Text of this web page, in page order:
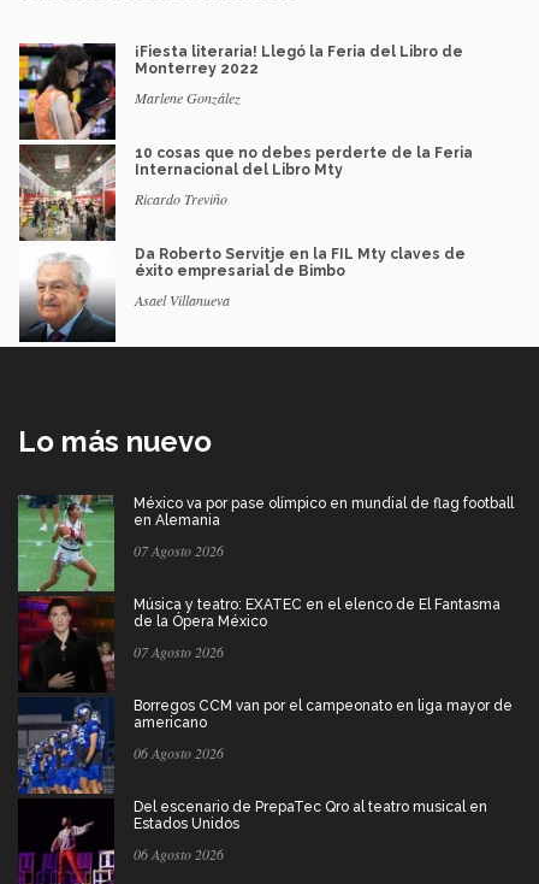
¡Fiesta literaria! Llegó la Feria del Libro de
Monterrey 2022
Marlene González
10 cosas que no debes perderte de la Feria
Internacional del Libro Mty
Ricardo Treviño
Da Roberto Servitje en la FIL Mty claves de
éxito empresarial de Bimbo
Asael Villanueva
Lo más nuevo
México va por pase olímpico en mundial de flag football
en Alemania
07 Agosto 2026
Música y teatro: EXATEC en el elenco de El Fantasma
de la Ópera México
07 Agosto 2026
Borregos CCM van por el campeonato en liga mayor de
americano
06 Agosto 2026
Del escenario de PrepaTec Qro al teatro musical en
Estados Unidos
06 Agosto 2026